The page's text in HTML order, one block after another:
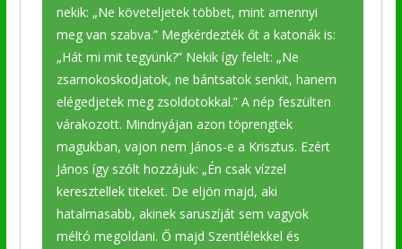
nekik: „Ne követeljetek többet, mint amennyi
meg van szabva.” Megkérdezték őt a katonák is:
„Hát mi mit tegyünk?” Nekik így felelt: „Ne
zsarnokoskodjatok, ne bántsatok senkit, hanem
elégedjetek meg zsoldotokkal.” A nép feszülten
várakozott. Mindnyájan azon töprengtek
magukban, vajon nem János-e a Krisztus. Ezért
János így szólt hozzájuk: „Én csak vízzel
keresztellek titeket. De eljön majd, aki
hatalmasabb, akinek saruszíját sem vagyok
méltó megoldani. Ő majd Szentlélekkel és